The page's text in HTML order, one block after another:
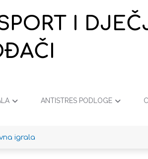
I
ANTISTRES PODLOGE
igrala